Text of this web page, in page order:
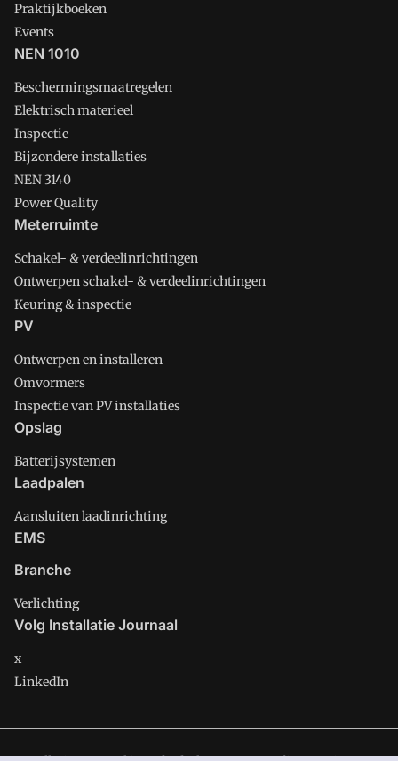
Praktijkboeken
Events
NEN 1010
Beschermingsmaatregelen
Elektrisch materieel
Inspectie
Bijzondere installaties
NEN 3140
Power Quality
Meterruimte
Schakel- & verdeelinrichtingen
Ontwerpen schakel- & verdeelinrichtingen
Keuring & inspectie
PV
Ontwerpen en installeren
Omvormers
Inspectie van PV installaties
Opslag
Batterijsystemen
Laadpalen
Aansluiten laadinrichting
EMS
Branche
Verlichting
Volg Installatie Journaal
x
LinkedIn